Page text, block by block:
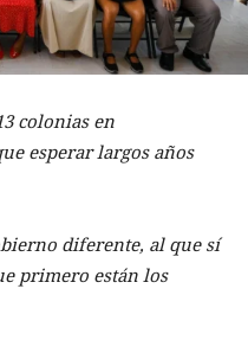
colonias en
esperar largos años
diferente, al que sí
primero están los